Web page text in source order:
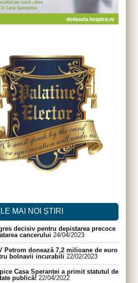
MAI NOI ȘTIRI
decisiv pentru depistarea precoce
cancerului 24/04/2023
Petrom donează 7,2 milioane de euro
bolnavii incurabili 22/02/2023
Casa Speranței a primit statutul de
publică! 22/04/2022